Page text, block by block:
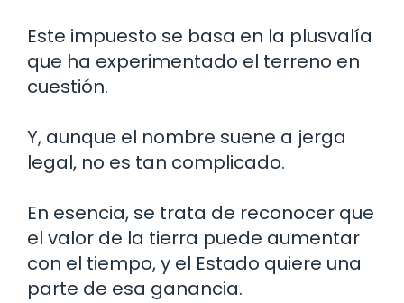
Este impuesto se basa en la plusvalía
que ha experimentado el terreno en
cuestión.
Y, aunque el nombre suene a jerga
legal, no es tan complicado.
En esencia, se trata de reconocer que
el valor de la tierra puede aumentar
con el tiempo, y el Estado quiere una
parte de esa ganancia.